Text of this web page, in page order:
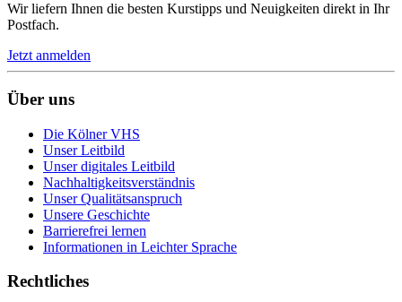
Wir liefern Ihnen die besten Kurstipps und Neuigkeiten direkt in Ihr
Postfach.
Jetzt anmelden
Über uns
Die Kölner VHS
Unser Leitbild
Unser digitales Leitbild
Nachhaltigkeitsverständnis
Unser Qualitätsanspruch
Unsere Geschichte
Barrierefrei lernen
Informationen in Leichter Sprache
Rechtliches